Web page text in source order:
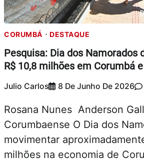
CORUMBÁ DESTAQUE
Pesquisa: Dia dos Namorados
R$ 10,8 milhões em Corumbá
Julio Carlos 8 De Junho De 2026
Rosana Nunes Anderson
Corumbaense O Dia dos
movimentar
milhões na economia de